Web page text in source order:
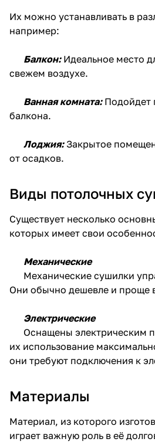
Их можно устанавливать в
например:
Балкон:Идеальное место
свежем воздухе.
Ванная комната:Подойдет
балкона.
Лоджия:Закрытое
от осадков.
Виды потолочных
Существует несколько
которых имеет свои
Механические
Механические сушилки
Они обычно дешевле и проще
Электрические
Оснащены электрическим
их использование
они требуют подключения к
Материалы
Материал, из которого
играет важную роль в её